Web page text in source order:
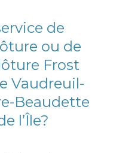
de
ou de
Frost
Vaudreuil-
Beaudette
l’Île?